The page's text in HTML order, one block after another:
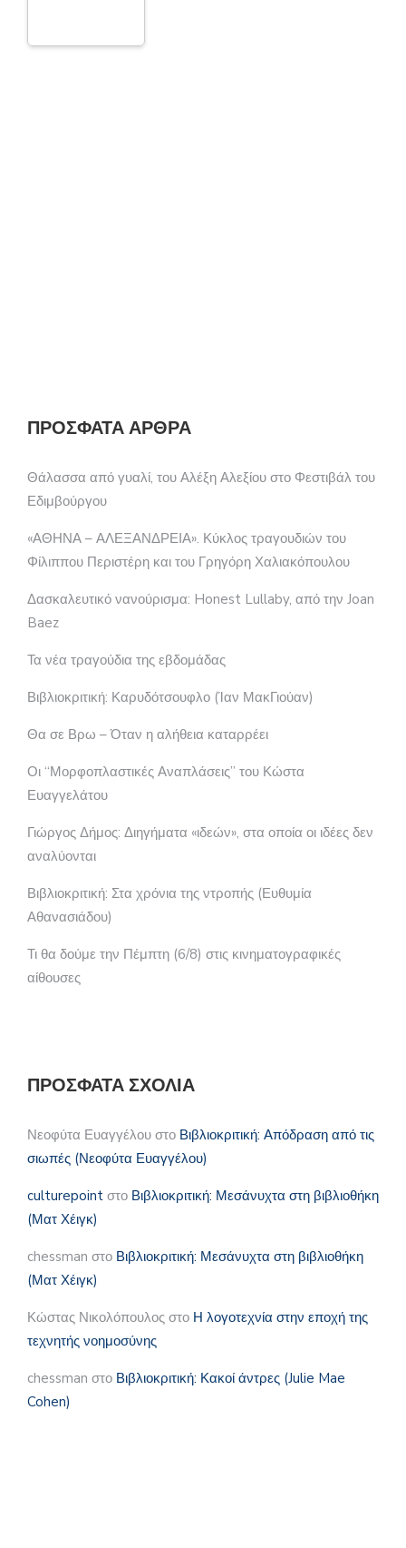
ΠΡΌΣΦΑΤΑ ΆΡΘΡΑ
Θάλασσα από γυαλί, του Αλέξη Αλεξίου στο Φεστιβάλ του
Εδιμβούργου
«ΑΘΗΝΑ – ΑΛΕΞΑΝΔΡΕΙΑ». Κύκλος τραγουδιών του
Φίλιππου Περιστέρη και του Γρηγόρη Χαλιακόπουλου
Δασκαλευτικό νανούρισμα: Honest Lullaby, από την Joan
Baez
Τα νέα τραγούδια της εβδομάδας
Βιβλιοκριτική: Καρυδότσουφλο (Ίαν ΜακΓιούαν)
Θα σε Βρω – Όταν η αλήθεια καταρρέει
Οι “Μορφοπλαστικές Αναπλάσεις” του Κώστα
Ευαγγελάτου
Γιώργος Δήμος: Διηγήματα «ιδεών», στα οποία οι ιδέες δεν
αναλύονται
Βιβλιοκριτική: Στα χρόνια της ντροπής (Ευθυμία
Αθανασιάδου)
Τι θα δούμε την Πέμπτη (6/8) στις κινηματογραφικές
αίθουσες
ΠΡΌΣΦΑΤΑ ΣΧΌΛΙΑ
Νεοφύτα Ευαγγέλου στο Βιβλιοκριτική: Απόδραση από τις
σιωπές (Νεοφύτα Ευαγγέλου)
culturepoint στο Βιβλιοκριτική: Μεσάνυχτα στη βιβλιοθήκη
(Ματ Χέιγκ)
chessman στο Βιβλιοκριτική: Μεσάνυχτα στη βιβλιοθήκη
(Ματ Χέιγκ)
Κώστας Νικολόπουλος στο Η λογοτεχνία στην εποχή της
τεχνητής νοημοσύνης
chessman στο Βιβλιοκριτική: Κακοί άντρες (Julie Mae
Cohen)